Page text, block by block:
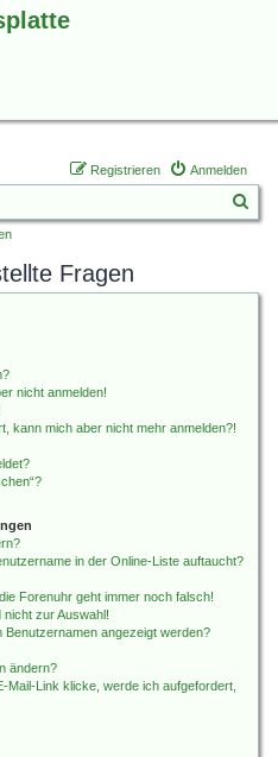
Anmelden
Registrieren
Fragen
nicht anmelden!
kann mich aber nicht mehr anmelden?!
in der Online-Liste auftaucht?
Forenuhr geht immer noch falsch!
zur Auswahl!
Benutzernamen angezeigt werden?
ändern?
Mail-Link klicke, werde ich aufgefordert,